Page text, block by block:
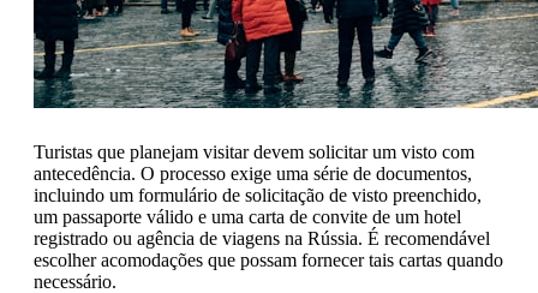
Turistas que planejam visitar devem solicitar um visto com
antecedência. O processo exige uma série de documentos,
incluindo um formulário de solicitação de visto preenchido,
um passaporte válido e uma carta de convite de um hotel
registrado ou agência de viagens na Rússia. É recomendável
escolher acomodações que possam fornecer tais cartas quando
necessário.